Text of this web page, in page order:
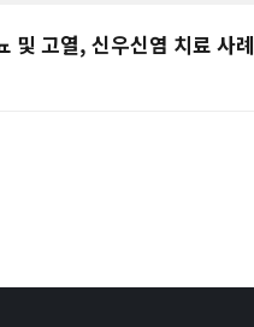
및 고열, 신우신염 치료 사례